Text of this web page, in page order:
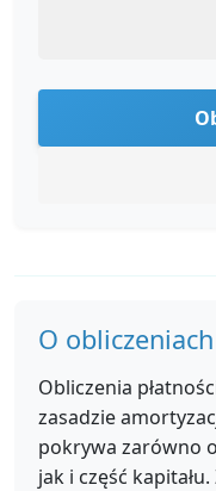
O
Obliczenia
zasadzie
pokrywa zarówno
jak i część